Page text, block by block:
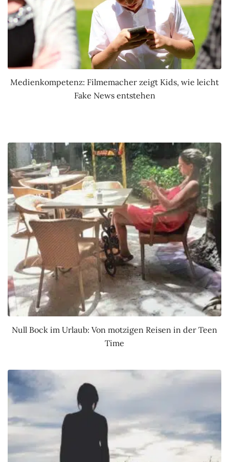
Medienkompetenz: Filmemacher zeigt Kids, wie leicht
Fake News entstehen
Null Bock im Urlaub: Von motzigen Reisen in der Teen
Time